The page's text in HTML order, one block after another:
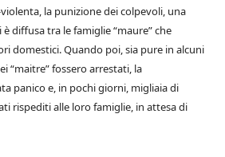
la punizione dei colpevoli, una
diffusa tra le famiglie “maure” che
domestici. Quando poi, sia pure in alcuni
“maitre” fossero arrestati, la
panico e, in pochi giorni, migliaia di
rispediti alle loro famiglie, in attesa di